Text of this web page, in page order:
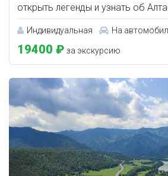
открыть легенды и узнать об
Индивидуальная На
19400 ₽ за экскурсию